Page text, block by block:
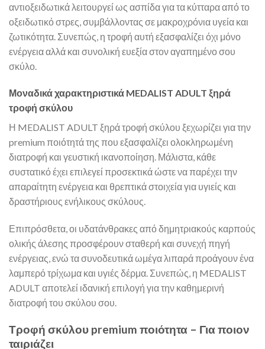
αντιοξειδωτικά λειτουργεί ως ασπίδα για τα κύτταρα από το
οξειδωτικό στρες, συμβάλλοντας σε μακροχρόνια υγεία και
ζωτικότητα. Συνεπώς, η τροφή αυτή εξασφαλίζει όχι μόνο
ενέργεια αλλά και συνολική ευεξία στον αγαπημένο σου
σκύλο.
Μοναδικά χαρακτηριστικά MEDALIST ADULT ξηρά
τροφή σκύλου
Η MEDALIST ADULT ξηρά τροφή σκύλου ξεχωρίζει για την
premium ποιότητά της που εξασφαλίζει ολοκληρωμένη
διατροφή και γευστική ικανοποίηση. Μάλιστα, κάθε
συστατικό έχει επιλεγεί προσεκτικά ώστε να παρέχει την
απαραίτητη ενέργεια και θρεπτικά στοιχεία για υγιείς και
δραστήριους ενήλικους σκύλους.
Επιπρόσθετα, οι υδατάνθρακες από δημητριακούς καρπούς
ολικής άλεσης προσφέρουν σταθερή και συνεχή πηγή
ενέργειας, ενώ τα συνοδευτικά ωμέγα λιπαρά προάγουν ένα
λαμπερό τρίχωμα και υγιές δέρμα. Συνεπώς, η MEDALIST
ADULT αποτελεί ιδανική επιλογή για την καθημερινή
διατροφή του σκύλου σου.
Τροφή σκύλου premium ποιότητα – Για ποιον
ταιριάζει